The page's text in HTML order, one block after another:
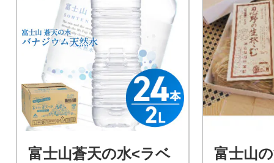
富士山蒼天の水<ラベ
富士山